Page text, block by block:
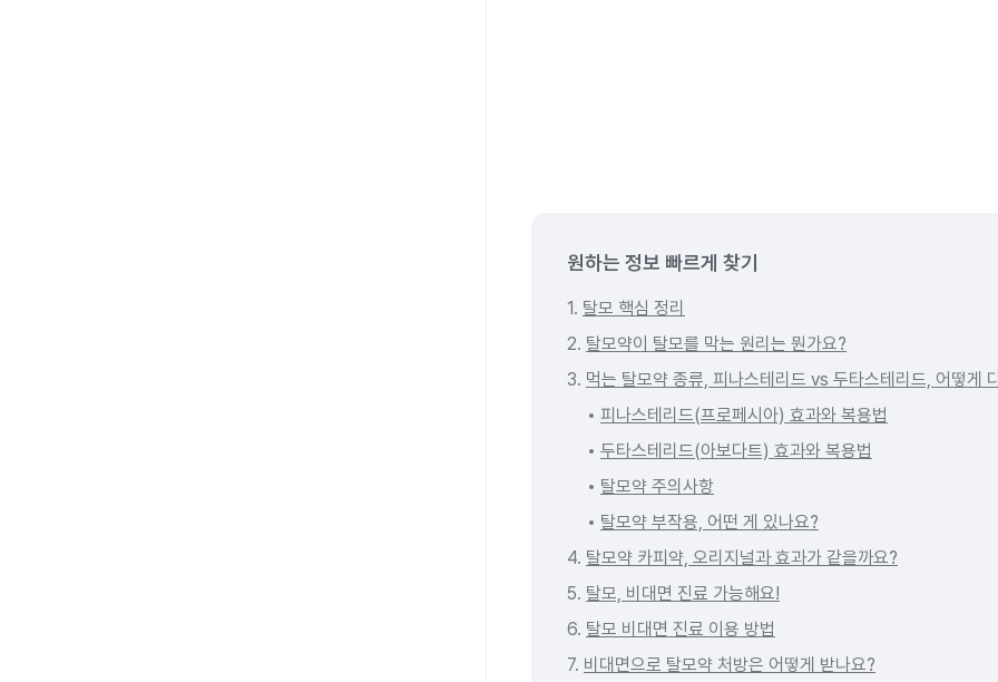
원하는 정보 빠르게 찾기
1. 탈모 핵심 정리
2. 탈모약이 탈모를 막는 원리는 뭔가요?
3. 먹는 탈모약 종류, 피나스테리드 vs 두타스테리드, 어떻게
피나스테리드(프로페시아) 효과와 복용법
두타스테리드(아보다트) 효과와 복용법
탈모약 주의사항
탈모약 부작용, 어떤 게 있나요?
4. 탈모약 카피약, 오리지널과 효과가 같을까요?
5. 탈모, 비대면 진료 가능해요!
6. 탈모 비대면 진료 이용 방법
7. 비대면으로 탈모약 처방은 어떻게 받나요?